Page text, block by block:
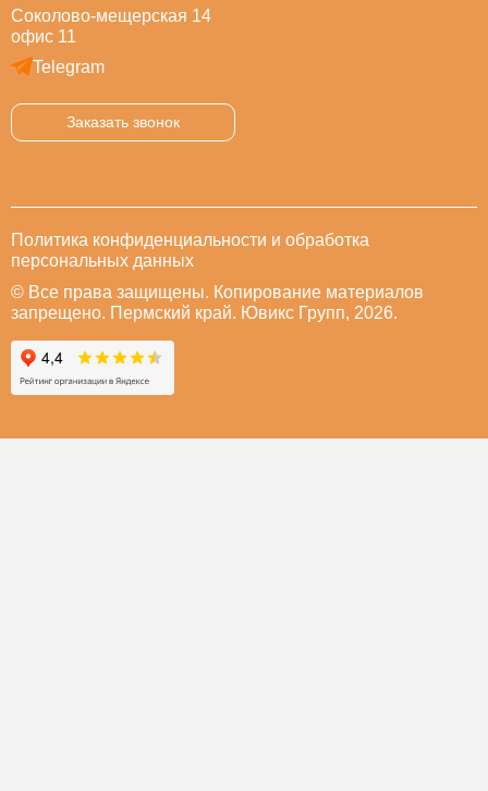
Соколово-мещерская 14
офис 11
Telegram
Заказать звонок
Политика конфиденциальности и обработка
персональных данных
© Все права защищены. Копирование материалов
запрещено. Пермский край. Ювикс Групп, 2026.